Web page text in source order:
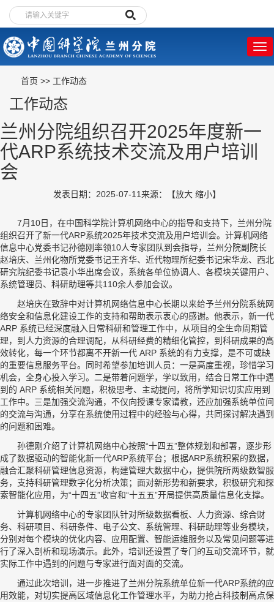
首页 >> 工作动态
工作动态
兰州分院组织召开2025年度新一
代ARP系统技术交流及用户培训
会
发表日期：2025-07-11来源： 【放大 缩小】
7月10日，在中国科学院计算机网络中心的指导和支持下，兰州分院
组织召开了新一代ARP系统2025年技术交流及用户培训会。计算机网络
信息中心党委书记孙德刚率领10人专家团队到会指导，兰州分院副院长
赵培庆、兰州化物所党委书记王齐华、近代物理所纪委书记宋华龙、西北
研究院纪委书记袁小华出席会议，系统各单位协调人、各模块关键用户、
系统管理员、科研助理等共110余人参加会议。
赵培庆在致辞中对计算机网络信息中心长期以来给予兰州分院系统网
络安全和信息化建设工作的支持和帮助表示衷心的感谢。他表示，新一代
ARP 系统已经深度融入日常科研和管理工作中，从项目的全生命周期管
理，到人力资源的合理调配，从科研经费的精细化管控，到科研成果的高
效转化，每一个环节都离不开新一代 ARP 系统的有力支撑，是不可或缺
的重要信息服务平台。同时希望参加培训人员：一是高度重视，珍惜学习
机会，全身心投入学习。二是带着问题学，学以致用，结合日常工作中遇
到的 ARP 系统相关问题，积极思考、主动提问，将所学知识切实应用到
工作中。三是加强交流沟通，不仅向授课专家请教，还应加强系统单位间
的交流与沟通，分享在系统使用过程中的经验与心得，共同探讨解决遇到
的问题和困难。
孙德刚介绍了计算机网络中心按照“十四五”整体规划和部署，逐步形
成了数据驱动的智能化新一代ARP系统平台；根据ARP系统积累的数据，
融合汇聚科研管理信息资源，构建管理大数据中心，提供院所两级数智服
务，支持科研管理数字化分析决策；面对新形势和新要求，积极研究和探
索智能化应用，为“十四五”收官和“十五五”开局提供高质量信息化支撑。
计算机网络中心的专家团队针对所级数据看板、人力资源、综合财
务、科研项目、科研条件、电子公文、系统管理、科研助理等业务模块，
分别对每个模块的优化内容、应用配置、智能运维服务以及常见问题等进
行了深入剖析和现场演示。此外，培训还设置了专门的互动交流环节，就
实际工作中遇到的问题与专家进行面对面的交流。
通过此次培训，进一步推进了兰州分院系统单位新一代ARP系统的应
用效能，对切实提高区域信息化工作管理水平，为助力抢占科技制高点保